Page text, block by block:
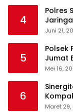
4
Polres
Delivery
Juni 21,
5
Polsek
Jumat
Mei 16,
6
Maret 29,